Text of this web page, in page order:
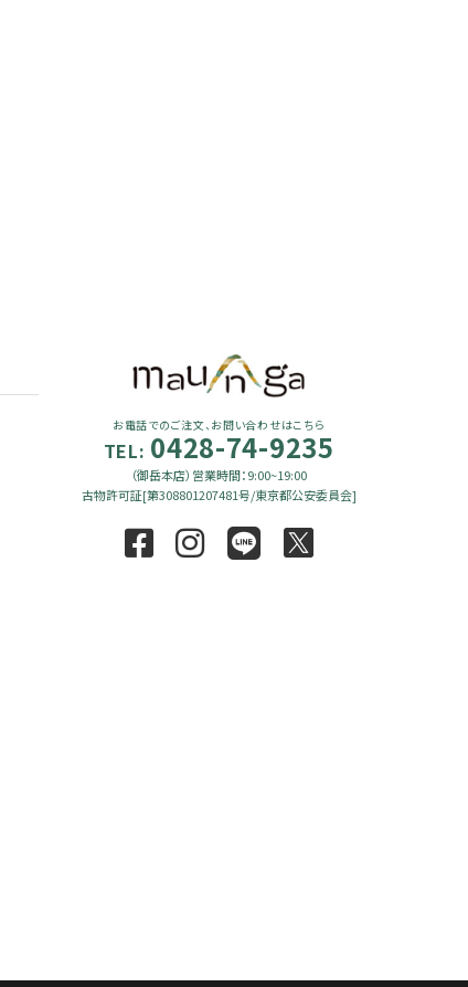
お電話でのご注文、お問い合わせはこちら
TEL: 0428-74-9235
（御岳本店）営業時間：9:00~19:00
古物許可証[第308801207481号/東京都公安委員会]